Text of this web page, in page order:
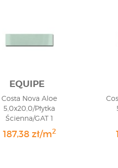
EQUIPE
Costa Nova Aloe
5,0x20,0/Płytka
Ścienna/GAT 1
187,38 zł/m2